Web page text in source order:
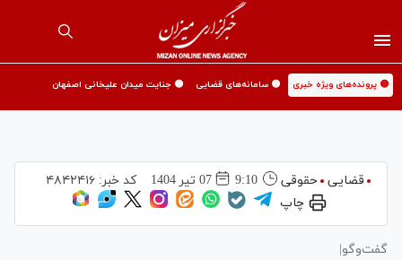
🟡 پرونده‌های ویژه خبری 🟡 سامانه‌های قضایی 🟡 جنایت میدان علیخانی اصفهان
قضایی حقوقی 9:10 07 تير 1404 کد خبر: ۴۸۴۲۴۱۶
چاپ
گفت‌وگو|